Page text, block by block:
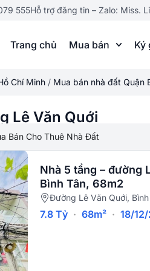
555Hỗ trợ đăng tin – Zalo: Miss.
Trang chủ Mua bán Ký
Chí Minh / Mua bán nhà đất Quận
Lê Văn Quới
Bán Cho Thuê Nhà Đất
Nhà 5 tầng – đường
Bình Tân, 68m2
Đường Lê Văn Quới,
7.8 Tỷ · 68m² · 18/